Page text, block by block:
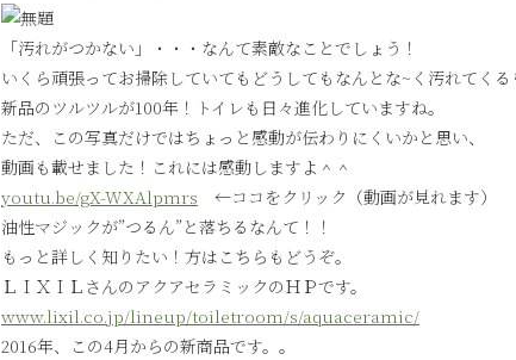
「汚れがつかない」・・・なんて素敵なことでしょう！
いくら頑張ってお掃除していてもどうしてもなんとな~く汚れてく
新品のツルツルが100年！トイレも日々進化していますね。
ただ、この写真だけではちょっと感動が伝わりにくいかと思い、
動画も載せました！これには感動しますよ＾＾
youtu.be/gX-WXAlpmrs ←ココをクリック（動画が見れます）
油性マジックが”つるん”と落ちるなんて！！
もっと詳しく知りたい！方はこちらもどうぞ。
ＬＩＸＩＬさんのアクアセラミックのＨＰです。
www.lixil.co.jp/lineup/toiletroom/s/aquaceramic/
2016年、この4月からの新商品です。。